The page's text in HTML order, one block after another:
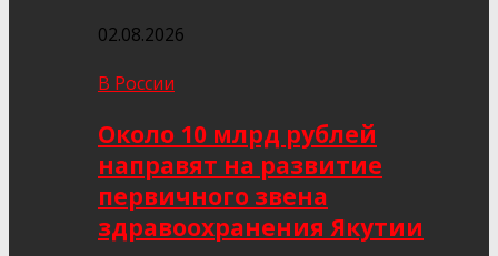
02.08.2026
В России
Около 10 млрд рублей
направят на развитие
первичного звена
здравоохранения Якутии